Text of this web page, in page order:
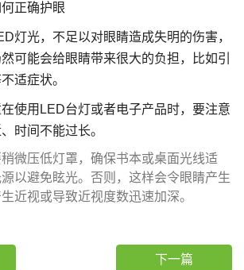
正确护眼
灯光，不足以对眼睛造成失明的伤害，
可能会给眼睛带来很大的负担，比如引
适症状。
使用LED台灯或者电子产品时，要注意
时间不能过长。
微压低灯罩，确保书本或桌面光线适
以避免眩光。否则，这样会令眼睛产生
近视或导致近视度数迅速加深。
下一篇